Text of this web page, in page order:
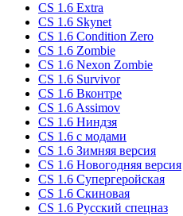
CS 1.6 Extra
CS 1.6 Skynet
CS 1.6 Condition Zero
CS 1.6 Zombie
CS 1.6 Nexon Zombie
CS 1.6 Survivor
CS 1.6 Вконтре
CS 1.6 Assimov
CS 1.6 Ниндзя
CS 1.6 с модами
CS 1.6 Зимняя версия
CS 1.6 Новогодняя версия
CS 1.6 Супергеройская
CS 1.6 Скиновая
CS 1.6 Русский спецназ